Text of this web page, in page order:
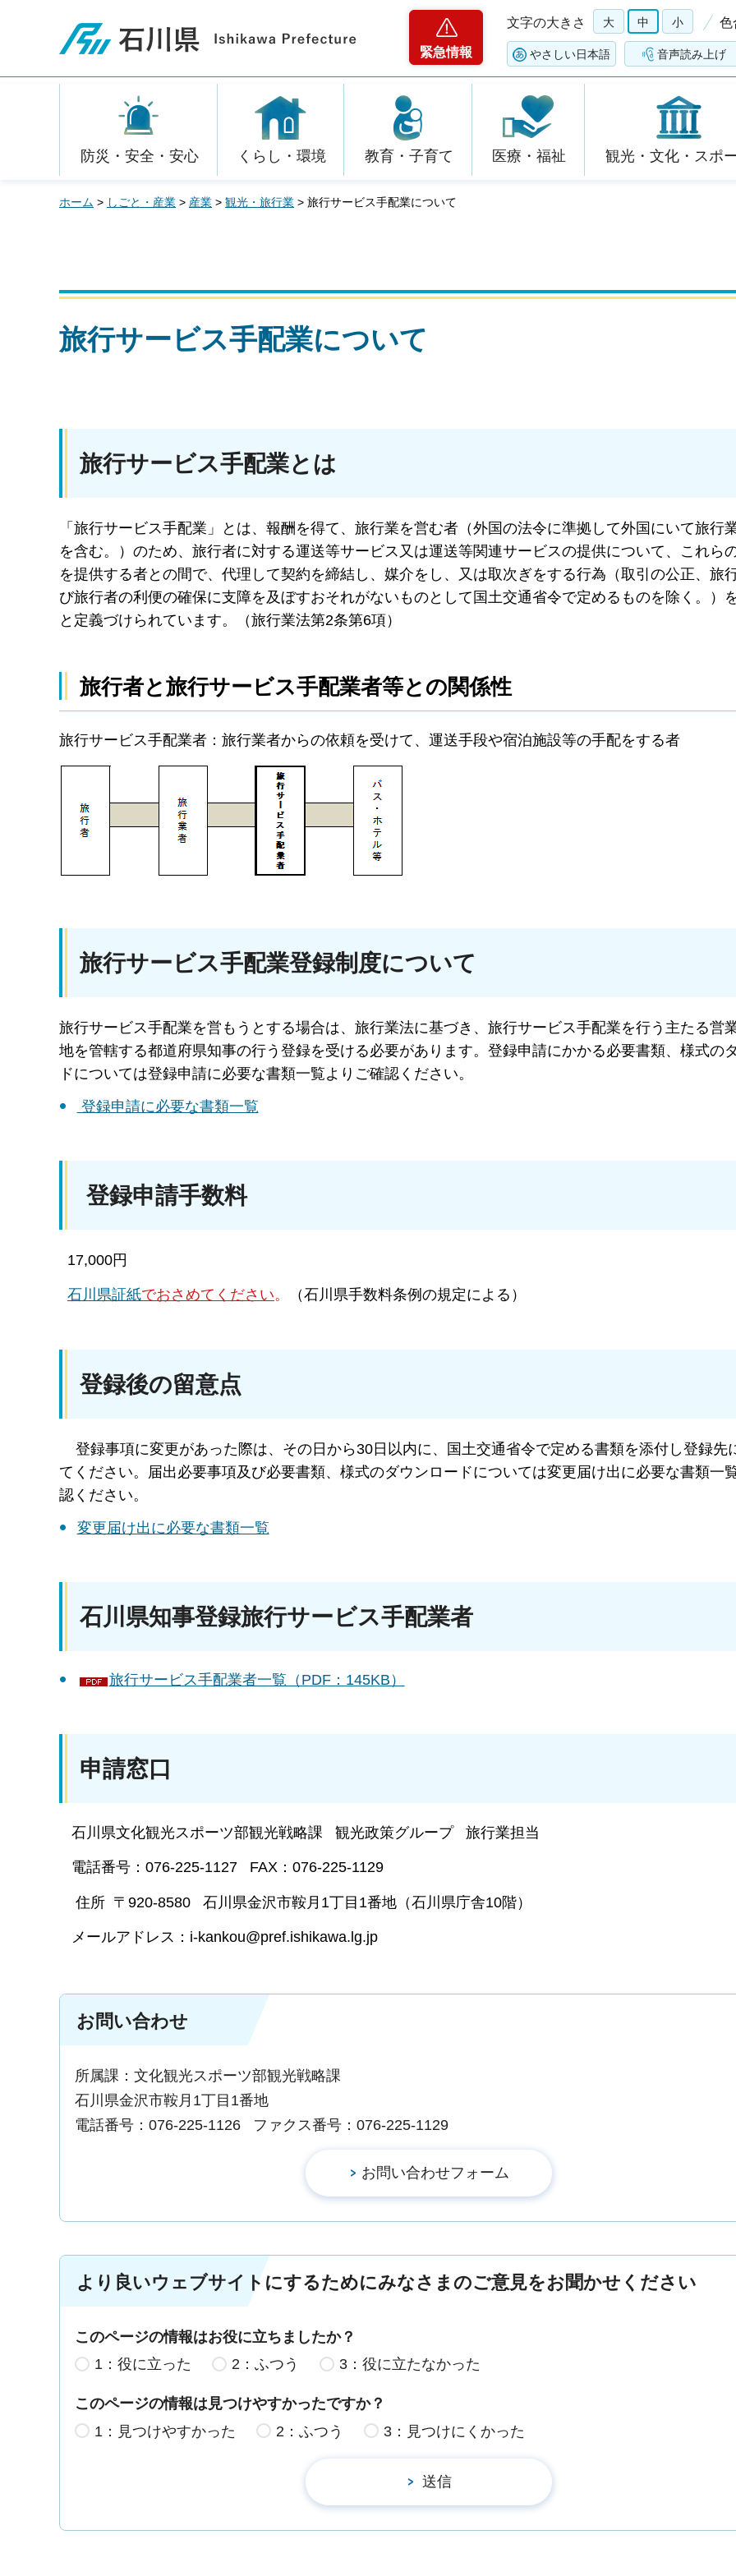
石川県
緊急情報
文字の大きさ 大 中 小 色
やさしい日本語 音声読み上げ
防災・安全・安心 くらし・環境 教育・子育て 医療・福祉 観光・文化・スポ
ホーム > しごと・産業 > 産業 > 観光・旅行業 > 旅行サービス手配業について
旅行サービス手配業について
旅行サービス手配業とは
「旅行サービス手配業」とは、報酬を得て、旅行業を営む者（外国の法令に準拠して外国にいて旅行
を含む。）のため、旅行者に対する運送等サービス又は運送等関連サービスの提供について、これら
を提供する者との間で、代理して契約を締結し、媒介をし、又は取次ぎをする行為（取引の公正、旅
び旅行者の利便の確保に支障を及ぼすおそれがないものとして国土交通省令で定めるものを除く。）
と定義づけられています。（旅行業法第2条第6項）
旅行者と旅行サービス手配業者等との関係性
旅行サービス手配業者：旅行業者からの依頼を受けて、運送手段や宿泊施設等の手配をする者
旅行サービス手配業登録制度について
旅行サービス手配業を営もうとする場合は、旅行業法に基づき、旅行サービス手配業を行う主たる営
地を管轄する都道府県知事の行う登録を受ける必要があります。登録申請にかかる必要書類、様式の
ドについては登録申請に必要な書類一覧よりご確認ください。
登録申請に必要な書類一覧
登録申請手数料
17,000円
石川県証紙でおさめてください。 （石川県手数料条例の規定による）
登録後の留意点
登録事項に変更があった際は、その日から30日以内に、国土交通省令で定める書類を添付し登録先
てください。届出必要事項及び必要書類、様式のダウンロードについては変更届け出に必要な書類一
認ください。
変更届け出に必要な書類一覧
石川県知事登録旅行サービス手配業者
旅行サービス手配業者一覧（PDF：145KB）
申請窓口
石川県文化観光スポーツ部観光戦略課 観光政策グループ 旅行業担当
電話番号：076-225-1127 FAX：076-225-1129
住所 〒920-8580 石川県金沢市鞍月1丁目1番地（石川県庁舎10階）
メールアドレス：i-kankou@pref.ishikawa.lg.jp
お問い合わせ
所属課：文化観光スポーツ部観光戦略課
石川県金沢市鞍月1丁目1番地
電話番号：076-225-1126
ファクス番号：076-225-1129
より良いウェブサイトにするためにみなさまのご意見をお聞かせください
このページの情報はお役に立ちましたか？
1：役に立った
2：ふつう 3：役に立たなかった
このページの情報は見つけやすかったですか？
1：見つけやすかった
2：ふつう 3：見つけにくかった